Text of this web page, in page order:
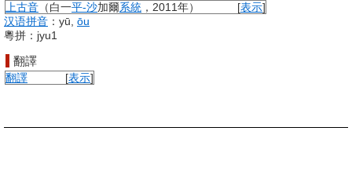
[表示]
上古音 （白一平-沙加爾系統 ，2011年）
汉语拼音 ：yū, ōu
粵拼：jyu1
翻譯
[表示]
翻譯